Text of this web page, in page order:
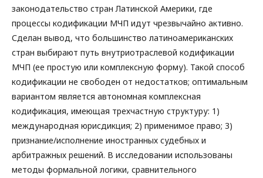
законодательство стран Латинской Америки, где
процессы кодификации МЧП идут чрезвычайно активно.
Сделан вывод, что большинство латиноамериканских
стран выбирают путь внутриотраслевой кодификации
МЧП (ее простую или комплексную форму). Такой способ
кодификации не свободен от недостатков; оптимальным
вариантом является автономная комплексная
кодификация, имеющая трехчастную структуру: 1)
международная юрисдикция; 2) применимое право; 3)
признание/исполнение иностранных судебных и
арбитражных решений. В исследовании использованы
методы формальной логики, сравнительного